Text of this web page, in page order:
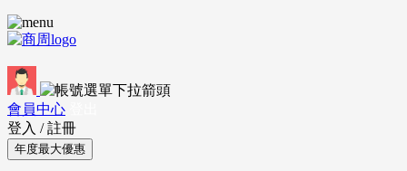
會員中心
登入 / 註冊
年度最大優惠